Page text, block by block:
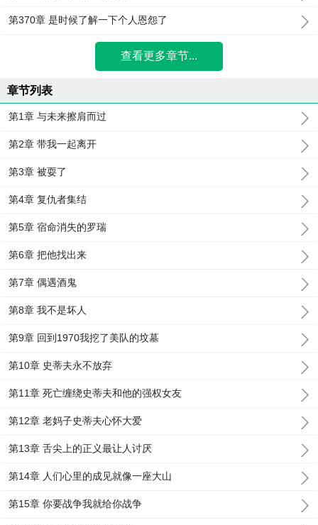
第370章 是时候了解一下个人恩怨了
查看更多章节...
章节列表
第1章 与未来擦肩而过
第2章 带我一起离开
第3章 被耍了
第4章 复仇者集结
第5章 宿命消失的罗瑞
第6章 把他找出来
第7章 偶遇酒鬼
第8章 我不是坏人
第9章 回到1970我挖了美队的坟墓
第10章 史蒂夫永不放弃
第11章 死亡缠绕史蒂夫和他的强权女友
第12章 老妈子史蒂夫心怀大爱
第13章 舌尖上的正义最让人讨厌
第14章 人们心里的成见就像一座大山
第15章 你要战争我就给你战争